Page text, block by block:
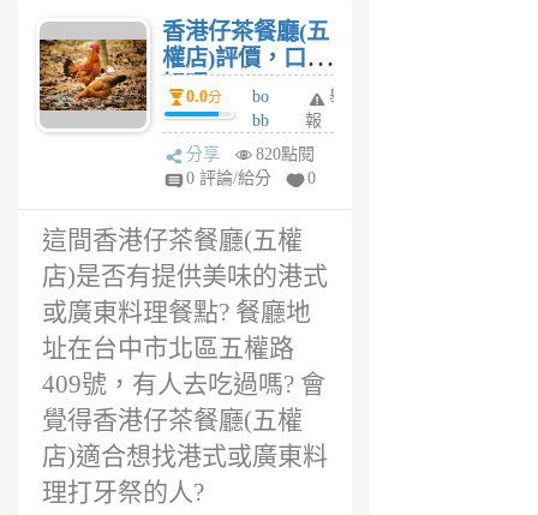
香港仔茶餐廳(五
權店)評價，口味
好嗎?
0.0分
bo
bb
y
5
舉
報
分享
820點閱
0 評論/給分
0
這間香港仔茶餐廳(五權
店)是否有提供美味的港式
或廣東料理餐點? 餐廳地
址在台中市北區五權路
409號，有人去吃過嗎? 會
覺得香港仔茶餐廳(五權
店)適合想找港式或廣東料
理打牙祭的人?